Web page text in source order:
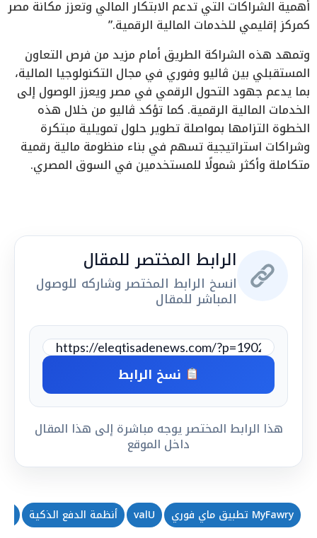
أهمية الشراكات التي تدعم الابتكار المالي وتعزز مكانة مصر
كمركز إقليمي للخدمات المالية الرقمية.”
وتمهد هذه الشراكة الطريق أمام مزيد من فرص التعاون
المستقبلي بين ڤاليو وفوري في مجال التكنولوجيا المالية،
بما يدعم جهود التحول الرقمي في مصر ويعزز الوصول إلى
الخدمات المالية الرقمية. كما تؤكد ڤاليو من خلال هذه
الخطوة التزامها بمواصلة تطوير حلول تمويلية مبتكرة
وشراكات استراتيجية تسهم في بناء منظومة مالية رقمية
متكاملة وأكثر شمولًا للمستخدمين في السوق المصري.
الرابط المختصر للمقال
انسخ الرابط المختصر وشاركه للوصول
المباشر للمقال
نسخ الرابط
هذا الرابط المختصر يوجه مباشرة إلى هذا المقال
داخل الموقع
MyFawry تطبيق ماي فوري valU أنظمة الدفع الذكية